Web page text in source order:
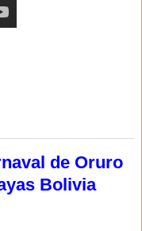
de Oruro
Bolivia